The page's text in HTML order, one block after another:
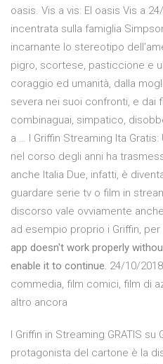
oasis. Vis a vis: El oasis Vis a
incentrata sulla famiglia
incarnante lo stereotipo
pigro, scortese, pasticcione e
coraggio ed umanità, dalla
severa nei suoi confronti, e dai
combinaguai, simpatico,
a … I Griffin Streaming Ita
nel corso degli anni ha
anche Italia Due, infatti, è
guardare serie tv o film in
discorso vale ovviamente
ad esempio proprio i Griffin, per
app doesn't work properly
enable it to continue. 24/10/
commedia, film comici, film di
altro ancora
I Griffin in Streaming GRATIS su
protagonista del cartone è la